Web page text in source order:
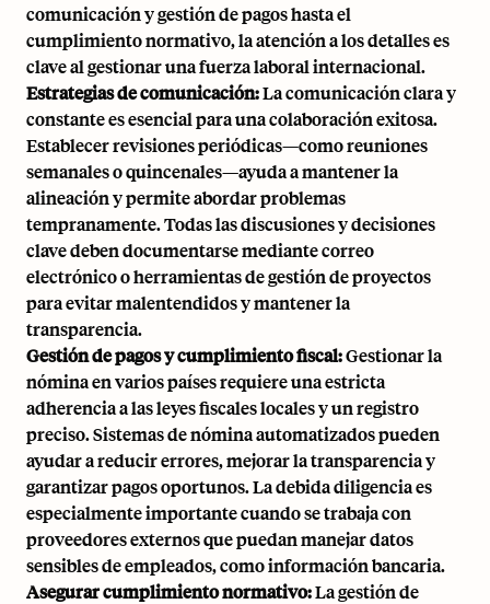
comunicación y gestión de pagos hasta el
cumplimiento normativo, la atención a los detalles es
clave al gestionar una fuerza laboral internacional.
Estrategias de comunicación:La comunicación clara y
constante es esencial para una colaboración exitosa.
Establecer revisiones periódicas—como reuniones
semanales o quincenales—ayuda a mantener la
alineación y permite abordar problemas
tempranamente. Todas las discusiones y decisiones
clave deben documentarse mediante correo
electrónico o herramientas de gestión de proyectos
para evitar malentendidos y mantener la
transparencia.
Gestión de pagos y cumplimiento fiscal:Gestionar la
nómina en varios países requiere una estricta
adherencia a las leyes fiscales locales y un registro
preciso.Sistemas de nómina automatizadospueden
ayudar a reducir errores, mejorar la transparencia y
garantizar pagos oportunos. La debida diligencia es
especialmente importante cuando se trabaja con
proveedores externos que puedan manejar datos
sensibles de empleados, como información bancaria.
Asegurar cumplimiento normativo:La gestión de